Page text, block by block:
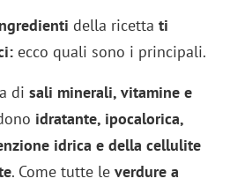
della ricetta ti
ecco quali sono i principali.
di sali minerali, vitamine e
idratante, ipocalorica,
idrica e della cellulite
. Come tutte leverdure a